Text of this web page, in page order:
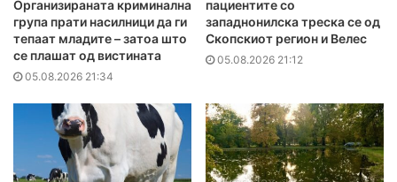
Организираната криминална
група прати насилници да ги
тепаат младите – затоа што
се плашат од вистината
05.08.2026 21:34
пациентите сo
западнонилска треска се од
Скопскиот регион и Велес
05.08.2026 21:12